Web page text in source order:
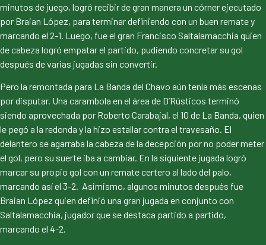
minutos de juego, logró recibir de gran manera un córner ejecutado
por Braian López, para terminar definiendo con un buen remate y
marcando el 2-1. Luego, fue el gran Francisco Saltalamacchia quien
de cabeza logró empatar el partido, pudiendo concretar su gol
después de varias jugadas sin convertir.
Pero la remontada para La Banda del Chavo aún tenía más escenas
por disputar. Una carambola en el área de D’Rústicos terminó
siendo aprovechada por Roberto Carabajal, el 10 de La Banda, quien
le pegó a la redonda y la hizo estallar contra el travesaño. El
delantero se agarraba la cabeza de la decepción por no poder meter
el gol, pero su suerte iba a cambiar. En la siguiente jugada logró
marcar su propio gol con un remate certero al lado del palo,
marcando así el 3-2. Asimismo, algunos minutos después fue
Braian López quien definió una gran jugada en conjunto con
Saltalamacchia, jugador que se destaca partido a partido,
marcando el 4-2.